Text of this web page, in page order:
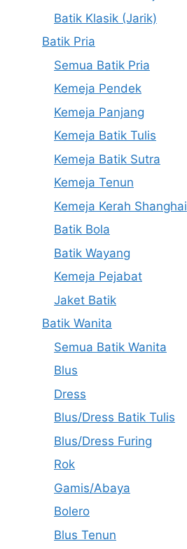
Batik Klasik (Jarik)
Batik Pria
Semua Batik Pria
Kemeja Pendek
Kemeja Panjang
Kemeja Batik Tulis
Kemeja Batik Sutra
Kemeja Tenun
Kemeja Kerah Shanghai
Batik Bola
Batik Wayang
Kemeja Pejabat
Jaket Batik
Batik Wanita
Semua Batik Wanita
Blus
Dress
Blus/Dress Batik Tulis
Blus/Dress Furing
Rok
Gamis/Abaya
Bolero
Blus Tenun